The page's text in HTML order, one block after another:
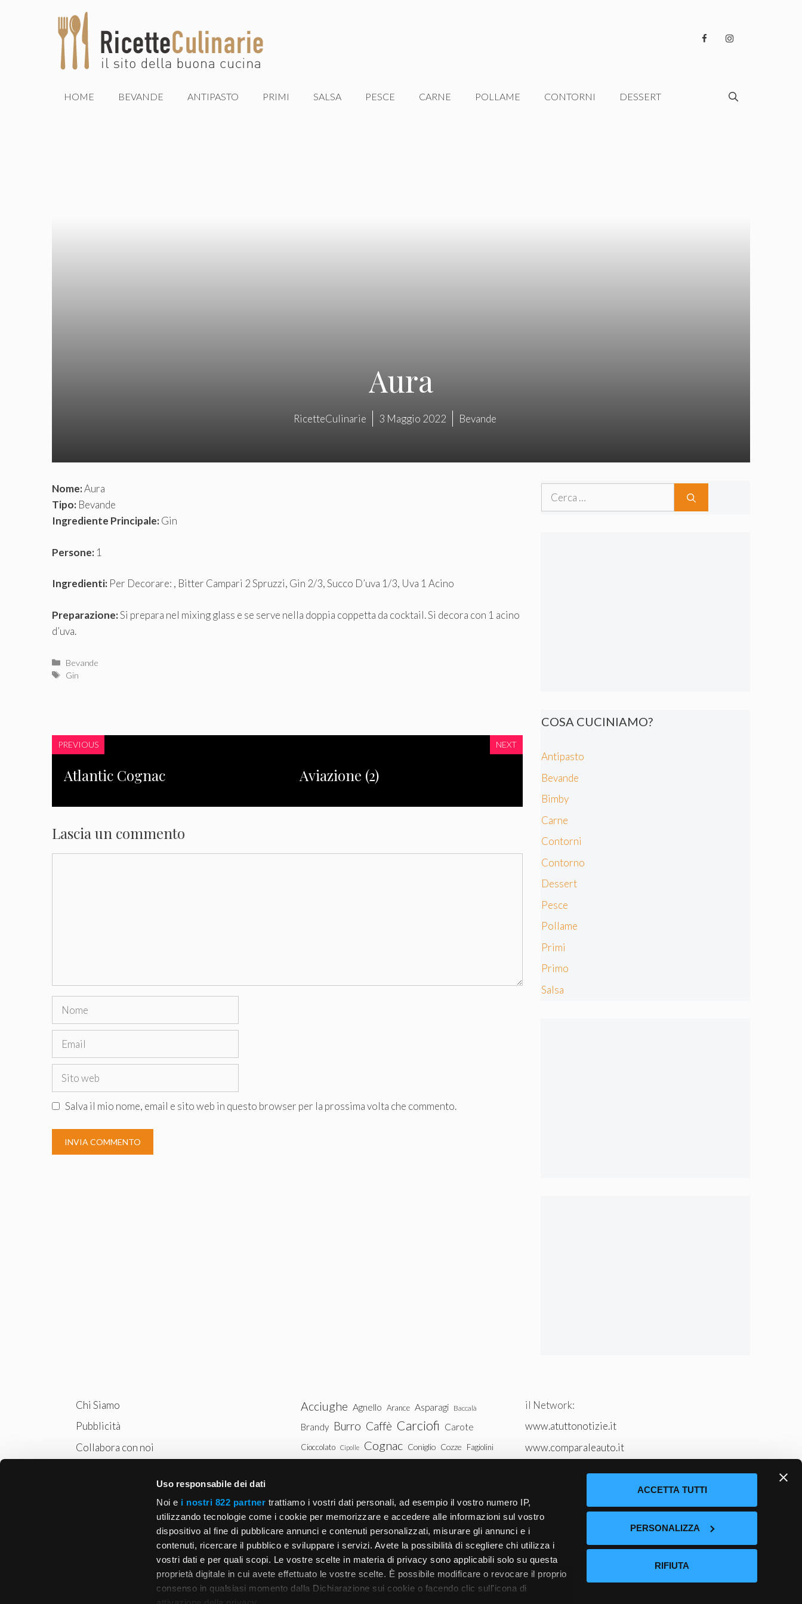
Uso responsabile dei dati
Noi e i nostri 822 partner trattiamo i vostri dati personali, ad esempio il vostro numero IP,
utilizzando tecnologie come i cookie per memorizzare e accedere alle informazioni sul vostro
dispositivo al fine di pubblicare annunci e contenuti personalizzati, misurare gli annunci e i
contenuti, ricercare il pubblico e sviluppare i servizi. Avete la possibilità di scegliere chi utilizza i
vostri dati e per quali scopi. Le vostre scelte in materia di privacy sono applicabili solo su questa
proprietà digitale in cui avete effettuato le vostre scelte. È possibile modificare o revocare il proprio
consenso in qualsiasi momento dalla Dichiarazione sui cookie o facendo clic sull'icona di
ACCETTA TUTTI
PERSONALIZZA
RIFIUTA
HOME BEVANDE ANTIPASTO PRIMI SALSA PESCE CARNE POLLAME CONTORNI DESSERT
Aura
RicetteCulinarie 3 Maggio 2022 Bevande
Nome:Aura
Tipo: Bevande
Ingrediente Principale:Gin
Persone: 1
Ingredienti: Per Decorare: , Bitter Campari 2 Spruzzi, Gin 2/3, Succo D’uva 1/3, Uva 1 Acino
Preparazione:Si prepara nel mixing glass e se serve nella doppia coppetta da cocktail. Si decora con 1 acino
d’uva.
Categorie
Bevande
Tag
Gin
PREVIOUS
Atlantic Cognac
NEXT
Aviazione (2)
Lascia un commento
Nome
Email
Sito
Salva il mio nome, email e sito web in questo browser per la prossima volta che commento.
Ricerca
COSA CUCINIAMO?
Antipasto
Bevande
Bimby
Carne
Contorni
Contorno
Dessert
Pesce
Pollame
Primi
Primo
Salsa
Chi Siamo
Pubblicità
Collabora con noi
Acciughe Agnello Arance Asparagi Baccalà
Brandy Burro Caffè Carciofi Carote
Cioccolato Cipolle Cognac Coniglio Cozze Fagiolini
Patate Peperoni Piselli Pollo
Pomodori Ricotta Rum
Spinaci Tacchino Tonno Uova Vitello
Vodka Whisky Zucca Zucchine
il Network:
www.atuttonotizie.it
www.comparaleauto.it